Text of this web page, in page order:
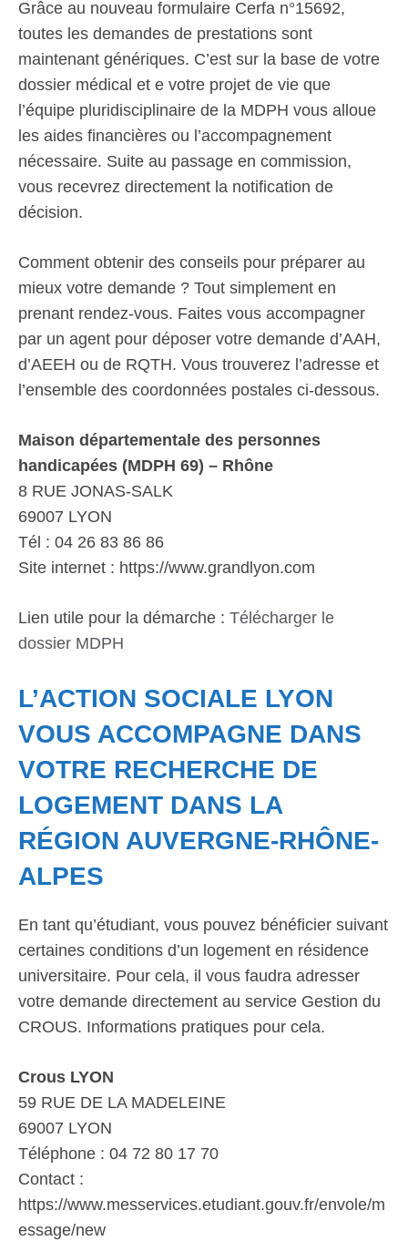
Grâce au nouveau formulaire Cerfa n°15692,
toutes les demandes de prestations sont
maintenant génériques. C’est sur la base de votre
dossier médical et e votre projet de vie que
l’équipe pluridisciplinaire de la MDPH vous alloue
les aides financières ou l’accompagnement
nécessaire. Suite au passage en commission,
vous recevrez directement la notification de
décision.
Comment obtenir des conseils pour préparer au
mieux votre demande ? Tout simplement en
prenant rendez-vous. Faites vous accompagner
par un agent pour déposer votre demande d’AAH,
d’AEEH ou de RQTH. Vous trouverez l’adresse et
l’ensemble des coordonnées postales ci-dessous.
Maison départementale des personnes
handicapées (MDPH 69) – Rhône
8 RUE JONAS-SALK
69007 LYON
Tél : 04 26 83 86 86
Site internet : https://www.grandlyon.com
Lien utile pour la démarche : Télécharger le
dossier MDPH
L’ACTION SOCIALE LYON
VOUS ACCOMPAGNE DANS
VOTRE RECHERCHE DE
LOGEMENT DANS LA
RÉGION AUVERGNE-RHÔNE-
ALPES
En tant qu’étudiant, vous pouvez bénéficier suivant
certaines conditions d’un logement en résidence
universitaire. Pour cela, il vous faudra adresser
votre demande directement au service Gestion du
CROUS. Informations pratiques pour cela.
Crous LYON
59 RUE DE LA MADELEINE
69007 LYON
Téléphone : 04 72 80 17 70
Contact :
https://www.messervices.etudiant.gouv.fr/envole/m
essage/new